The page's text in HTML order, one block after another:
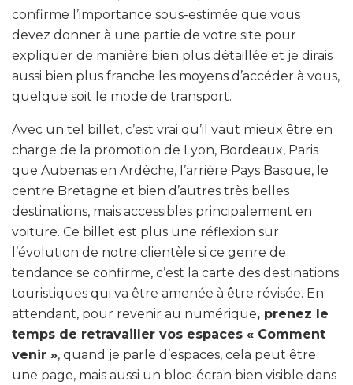
confirme l’importance sous-estimée que vous
devez donner à une partie de votre site pour
expliquer de manière bien plus détaillée et je dirais
aussi bien plus franche les moyens d’accéder à vous,
quelque soit le mode de transport.
Avec un tel billet, c’est vrai qu’il vaut mieux être en
charge de la promotion de Lyon, Bordeaux, Paris
que Aubenas en Ardèche, l’arrière Pays Basque, le
centre Bretagne et bien d’autres très belles
destinations, mais accessibles principalement en
voiture. Ce billet est plus une réflexion sur
l’évolution de notre clientèle si ce genre de
tendance se confirme, c’est la carte des destinations
touristiques qui va être amenée à être révisée. En
attendant, pour revenir au numérique, prenez le
temps de retravailler vos espaces « Comment
venir », quand je parle d’espaces, cela peut être
une page, mais aussi un bloc-écran bien visible dans